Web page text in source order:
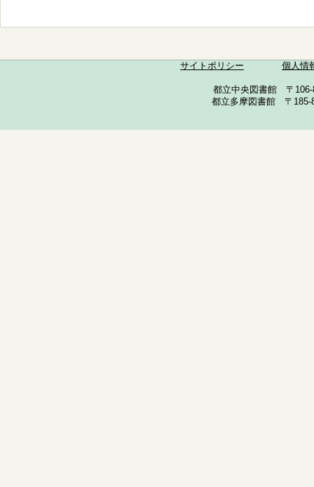
サイトポリシー 個人情
都立中央図書館 〒
都立多摩図書館 〒185-